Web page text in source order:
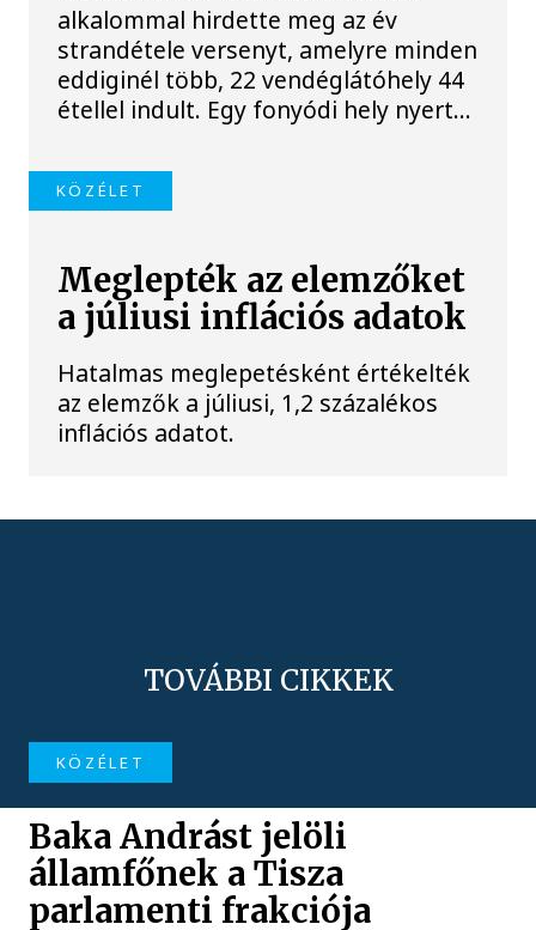
alkalommal hirdette meg az év
strandétele versenyt, amelyre minden
eddiginél több, 22 vendéglátóhely 44
étellel indult. Egy fonyódi hely nyert...
KÖZÉLET
Meglepték az elemzőket
a júliusi inflációs adatok
Hatalmas meglepetésként értékelték
az elemzők a júliusi, 1,2 százalékos
inflációs adatot.
TOVÁBBI CIKKEK
KÖZÉLET
Baka Andrást jelöli
államfőnek a Tisza
parlamenti frakciója